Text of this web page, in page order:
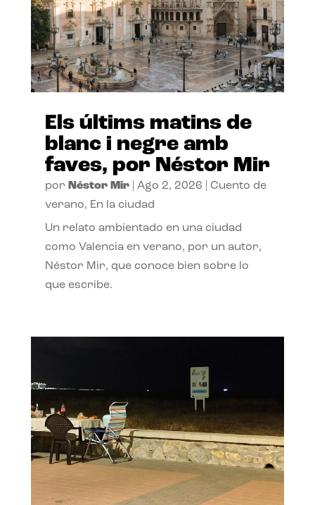
Els últims matins de
blanc i negre amb
faves, por Néstor Mir
por Néstor Mir| Ago 2, 2026
Cuento de
verano, En la ciudad
Un relato ambientado en una ciudad
como Valencia en verano, por un autor,
Néstor Mir, que conoce bien sobre lo
que escribe.